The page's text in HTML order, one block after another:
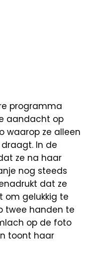
programma
aandacht op
waarop ze alleen
In de
ze na haar
nog steeds
dat ze
om gelukkig te
twee handen te
op de foto
toont haar